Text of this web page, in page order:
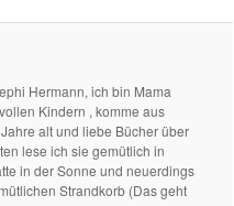
Hermann, ich bin Mama
Kindern , komme aus
alt und liebe Bücher über
lese ich sie gemütlich in
in der Sonne und neuerdings
Strandkorb (Das geht